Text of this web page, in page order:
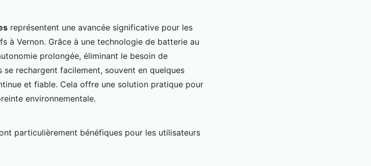
représentent une avancée significative pour les
à Vernon. Grâce à une technologie de batterie au
prolongée, éliminant le besoin de
rechargent facilement, souvent en quelques
et fiable. Cela offre une solution pratique pour
environnementale.
particulièrement bénéfiques pour les utilisateurs